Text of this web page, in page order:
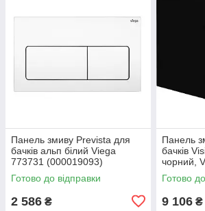
Панель змиву Prevista для
бачків альп білий Viega
773731 (000019093)
Готово до відправки
2 586 ₴
Панель
бачків
чорний,
Готово
9 106 ₴